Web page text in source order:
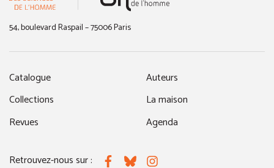
54, boulevard Raspail – 75006 Paris
Catalogue
Collections
Revues
Auteurs
La maison
Agenda
Retrouvez-nous sur : FacebookBlueskyInstagram